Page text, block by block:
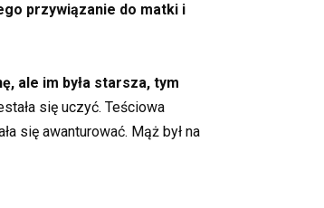
przywiązanie do matki i
ale im była starsza, tym
się uczyć. Teściowa
się awanturować. Mąż był na